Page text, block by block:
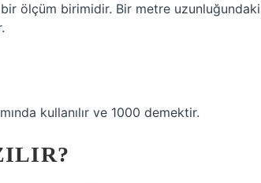
ölçüm birimidir. Bir metre uzunluğundaki
kullanılır ve 1000 demektir.